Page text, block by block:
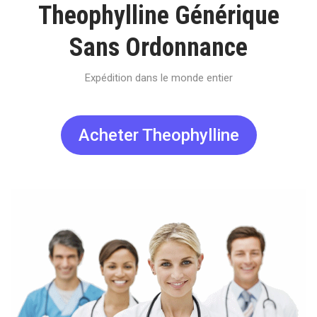
Theophylline Générique
Sans Ordonnance
Expédition dans le monde entier
Acheter Theophylline